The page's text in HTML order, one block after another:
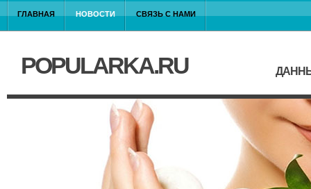
ГЛАВНАЯ НОВОСТИ СВЯЗЬ С НАМИ
POPULARKA.RU